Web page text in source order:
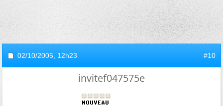
02/10/2005, 12h23 #10
invitef047575e